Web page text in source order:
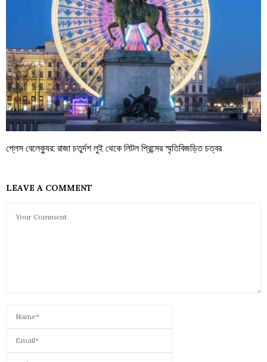
প্লেস বেলেক্যুর: রাজা চতুর্দশ লুই থেকে লিটল প্রিন্সের স্মৃতিবিজড়িত চত্বর
LEAVE A COMMENT